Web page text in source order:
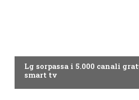
Lg sorpassa i 5.000 canali
smart tv